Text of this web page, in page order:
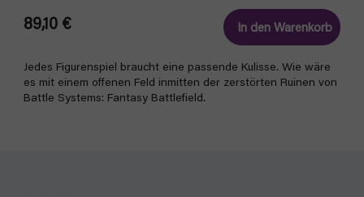
89,10 € In den Warenkorb
Jedes Figurenspiel braucht eine passende Kulisse. Wie wäre
es mit einem offenen Feld inmitten der zerstörten Ruinen von
Battle Systems: Fantasy Battlefield.